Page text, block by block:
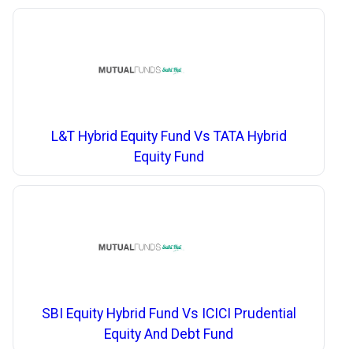
L&T Hybrid Equity Fund Vs TATA Hybrid
Equity Fund
SBI Equity Hybrid Fund Vs ICICI Prudential
Equity And Debt Fund